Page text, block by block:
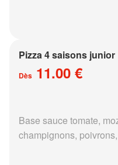
Pizza 4 saisons junior
Dès 11.00 €
Base sauce tomate,
champignons,